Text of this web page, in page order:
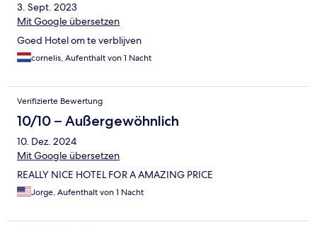
3. Sept. 2023
Mit Google übersetzen
Goed Hotel om te verblijven
cornelis, Aufenthalt von 1 Nacht
Verifizierte Bewertung
10/10 – Außergewöhnlich
10. Dez. 2024
Mit Google übersetzen
REALLY NICE HOTEL FOR A AMAZING PRICE
Jorge, Aufenthalt von 1 Nacht